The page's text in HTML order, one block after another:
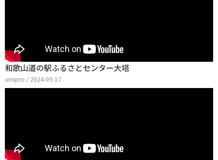
和歌山道の駅ふるさとセンター大塔
umipro / 2024-09-17